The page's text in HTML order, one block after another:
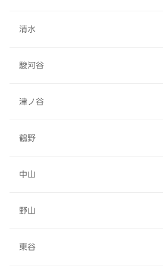
清水
駿河谷
津ノ谷
鶴野
中山
野山
東谷